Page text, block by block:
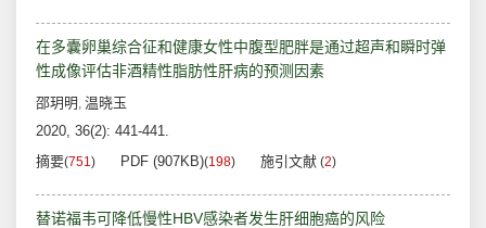
在多囊卵巢综合征和健康女性中腹型肥胖是通过超声和瞬时弹
性成像评估非酒精性脂肪性肝病的预测因素
邵玥明 , 温晓玉
2020, 36(2): 441-441.
摘要(751) PDF (907KB)(198) 施引文献 (2)
替诺福韦可降低慢性HBV感染者发生肝细胞癌的风险